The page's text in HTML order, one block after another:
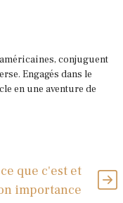
conjuguent
Engagés dans le
en une aventure de
que c'est et
importance